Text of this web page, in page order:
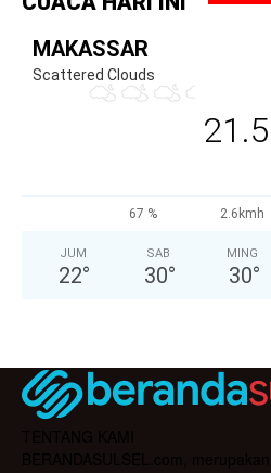
MAKASSAR
Scattered Clouds
21.5
67 % 2.6kmh
JUM
22°
SAB
30°
MING
30°